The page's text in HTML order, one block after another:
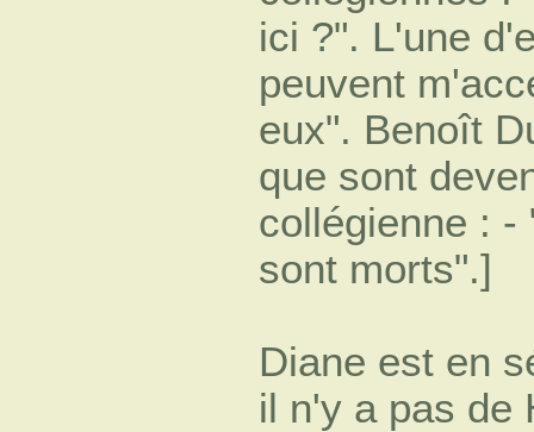
ici ?". L'une
peuvent
eux". Benoît
que sont
collégienne :
sont morts".]
Diane est en
il n'y a pas de